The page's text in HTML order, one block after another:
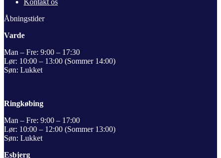
Kontakt os
Åbningstider
Varde
Man – Fre: 9:00 – 17:30
Lør: 10:00 – 13:00 (Sommer 14:00)
Søn: Lukket
Ringkøbing
Man – Fre: 9:00 – 17:00
Lør: 10:00 – 12:00 (Sommer 13:00)
Søn: Lukket
Esbjerg